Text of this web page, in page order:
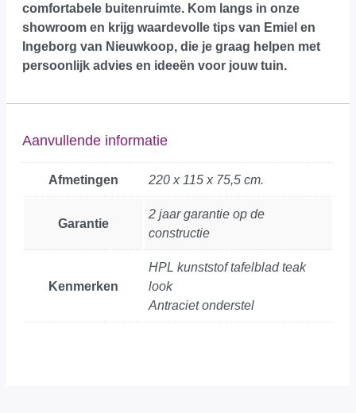
comfortabele buitenruimte. Kom langs in onze
showroom en krijg waardevolle tips van Emiel en
Ingeborg van Nieuwkoop, die je graag helpen met
persoonlijk advies en ideeën voor jouw tuin.
Aanvullende informatie
Afmetingen 220 x 115 x 75,5 cm.
Garantie
2 jaar garantie op de
constructie
Kenmerken
HPL kunststof tafelblad teak
look
Antraciet onderstel